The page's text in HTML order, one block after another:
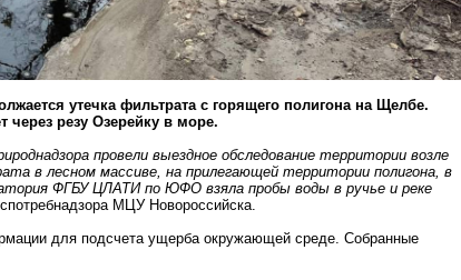
утечка фильтрата с горящего полигона на Щелбе.
через резу Озерейку в море.
провели выездное обследование территории возле
в лесном массиве, на прилегающей территории полигона, в
ФГБУ ЦЛАТИ по ЮФО взяла пробы воды в ручье и реке
МЦУ Новороссийска.
для подсчета ущерба окружающей среде. Собранные